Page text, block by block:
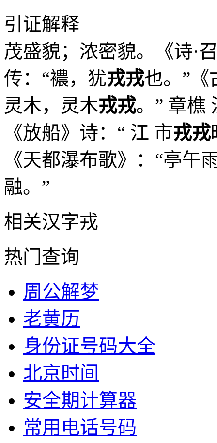
引证解释
茂盛貌；浓密貌。《诗·
传：“襛，犹戎戎也。”《
灵木，灵木戎戎。” 章樵
《放船》诗：“ 江 市戎戎
《天都瀑布歌》：“亭午
融。”
相关汉字戎
热门查询
周公解梦
老黄历
身份证号码大全
北京时间
安全期计算器
常用电话号码